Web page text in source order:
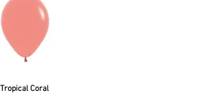
Tropical Coral